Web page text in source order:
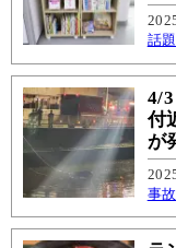
話題
4/
付
が
事故